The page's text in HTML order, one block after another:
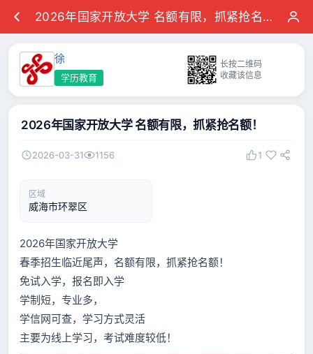
2026年国家开放大学 名额有限，抓紧抢名额！
徐
学历教育
长按二维码
收藏该信息
2026年国家开放大学 名额有限，抓紧抢名额！
2026-03-31 1156 1
区域
威海市环翠区
2026年国家开放大学
春季招生临近尾声，名额有限，抓紧抢名额！
免试入学，报名即入学
学制短，专业多，
学信网可查，学习方式灵活
主要为线上学习，考试难度较低！